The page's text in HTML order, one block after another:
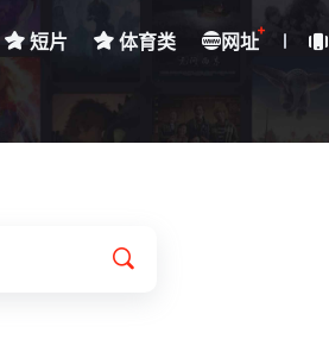
短片 体育类 网址
+
下载客户端
我的观影记录